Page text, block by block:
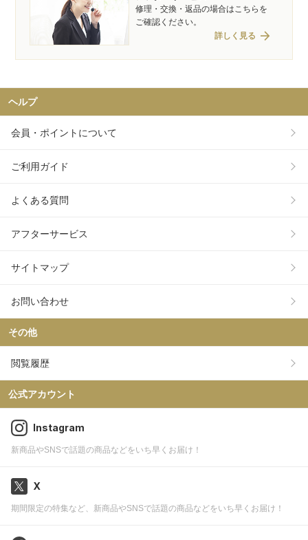
修理・交換・返品の場合はこちらを
ご確認ください。
詳しく見る arrow_forward
ヘルプ
会員・ポイントについて
ご利用ガイド
よくある質問
アフターサービス
サイトマップ
お問い合わせ
その他
閲覧履歴
公式アカウント
Instagram
新商品やSNSで話題の商品などをいち早くお届け！
X
期間限定の特集など、新商品やSNSで話題の商品などをいち早くお届け！